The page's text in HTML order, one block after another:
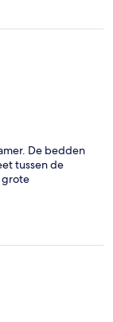
De bedden
tussen de
grote